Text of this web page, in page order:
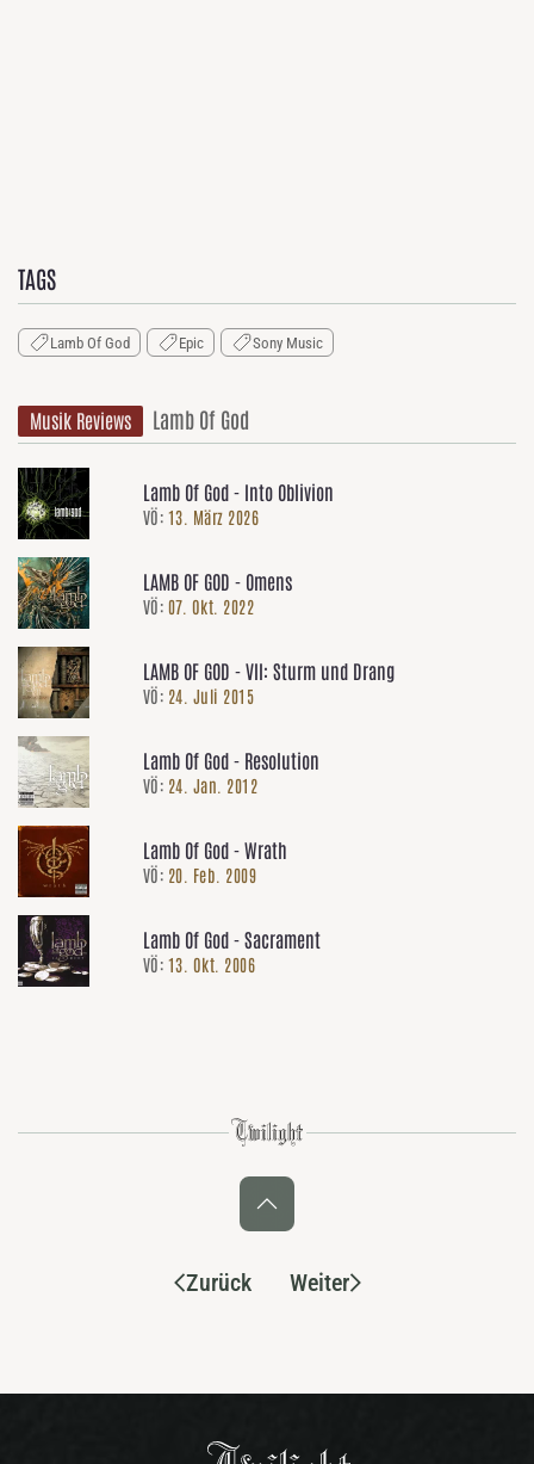
TAGS
Lamb Of God Epic Sony Music
Musik Reviews Lamb Of God
Lamb Of God - Into Oblivion
VÖ: 13. März 2026
LAMB OF GOD - Omens
VÖ: 07. Okt. 2022
LAMB OF GOD - VII: Sturm und Drang
VÖ: 24. Juli 2015
Lamb Of God - Resolution
VÖ: 24. Jan. 2012
Lamb Of God - Wrath
VÖ: 20. Feb. 2009
Lamb Of God - Sacrament
VÖ: 13. Okt. 2006
Zurück Weiter